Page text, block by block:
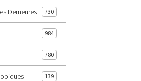
Demeures 730
984
780
139